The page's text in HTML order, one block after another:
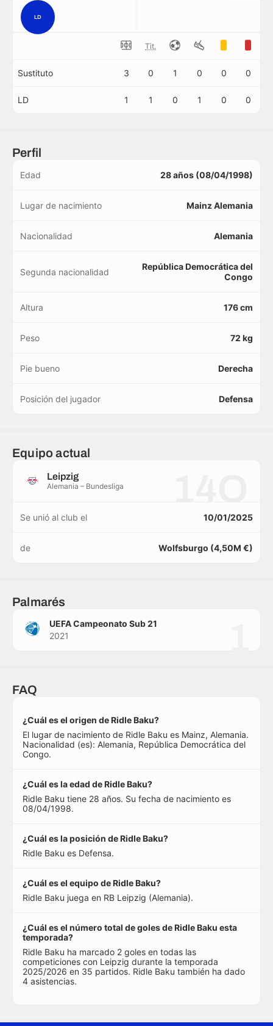
LD
Tit.
Sustituto 3 0 1 0 0 0
LD 1 1 0 1 0 0
Perfil
Edad 28 años (08/04/1998)
Lugar de nacimiento Mainz Alemania
Nacionalidad Alemania
Segunda nacionalidad
República Democrática del
Congo
Altura 176 cm
Peso 72 kg
Pie bueno Derecha
Posición del jugador Defensa
Equipo actual
Leipzig
Alemania – Bundesliga
Se unió al club el 10/01/2025
de Wolfsburgo (4,50M €)
Palmarés
UEFA Campeonato Sub 21
2021
FAQ
¿Cuál es el origen de Ridle Baku?
El lugar de nacimiento de Ridle Baku es Mainz, Alemania.
Nacionalidad (es): Alemania, República Democrática del
Congo.
¿Cuál es la edad de Ridle Baku?
Ridle Baku tiene 28 años. Su fecha de nacimiento es
08/04/1998.
¿Cuál es la posición de Ridle Baku?
Ridle Baku es Defensa.
¿Cuál es el equipo de Ridle Baku?
Ridle Baku juega en RB Leipzig (Alemania).
¿Cuál es el número total de goles de Ridle Baku esta
temporada?
Ridle Baku ha marcado 2 goles en todas las
competiciones con Leipzig durante la temporada
2025/2026 en 35 partidos. Ridle Baku también ha dado
4 asistencias.